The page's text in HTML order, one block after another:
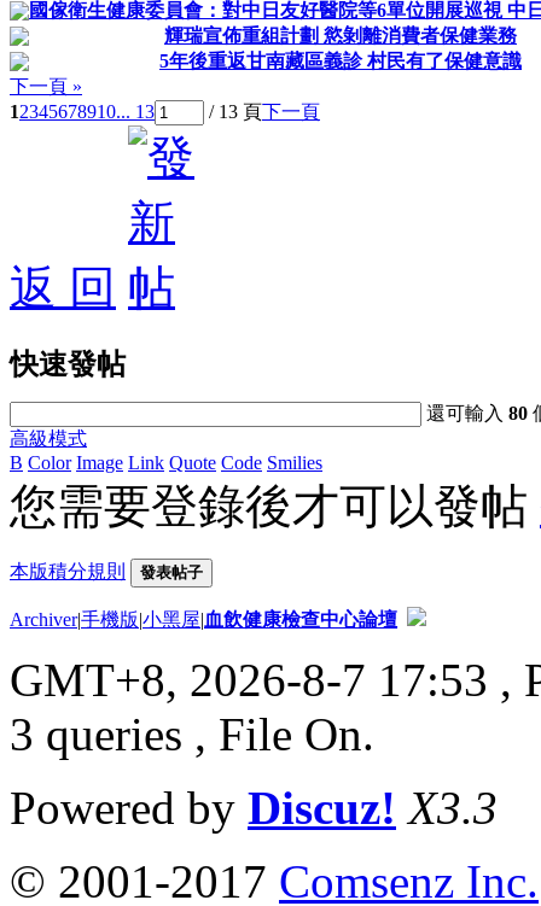
國傢衛生健康委員會：對中日友好醫院等6單位開展巡視 中
輝瑞宣佈重組計劃 慾剝離消費者保健業務
5年後重返甘南藏區義診 村民有了保健意識
下一頁 »
12345678910... 13 / 13 頁下一頁
返 回
快速發帖
還可輸入80
高級模式
B Color Image Link Quote Code Smilies
您需要登錄後才可以發帖
本版積分規則 發表帖子
Archiver|手機版|小黑屋|血飲健康檢查中心論壇
GMT+8, 2026-8-7 17:53 ,
3 queries , File On.
Powered by Discuz! X3.3
© 2001-2017 Comsenz Inc.